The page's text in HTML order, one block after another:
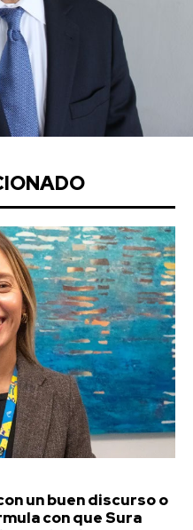
un buen discurso o
con que Sura